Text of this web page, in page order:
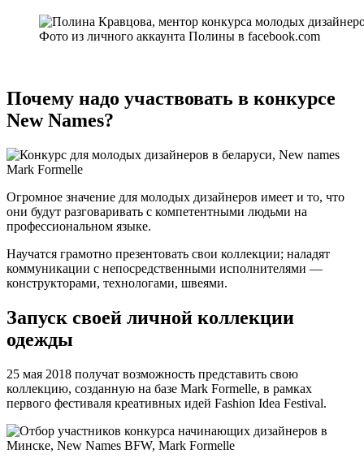
Фото из личного аккаунта Полины в facebook.com
Почему надо участвовать в конкурсе
New Names?
Огромное значение для молодых дизайнеров имеет и то, что
они будут разговаривать с компетентными людьми на
профессиональном языке.
Научатся грамотно презентовать свои коллекции; наладят
коммуникации с непосредственными исполнителями —
конструкторами, технологами, швеями.
Запуск своей личной коллекции
одежды
25 мая 2018 получат возможность представить свою
коллекцию, созданную на базе Mark Formelle, в рамках
первого фестиваля креативных идей Fashion Idea Festival.